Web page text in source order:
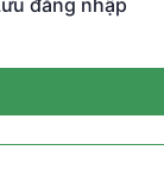
đăng nhập